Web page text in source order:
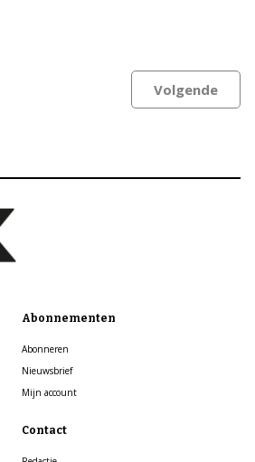
Volgende
Abonnementen
Abonneren
Nieuwsbrief
Mijn account
Contact